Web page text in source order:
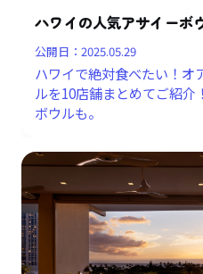
ハワイの人気アサイーボ
公開日：2025.05.29
ハワイで絶対食べたい！オ
ルを10店舗まとめてご紹
ボウルも。